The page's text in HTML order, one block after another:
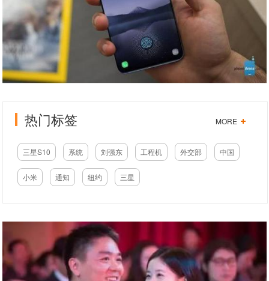
热门标签 MORE
三星S10 系统 刘强东 工程机 外交部 中国
小米 通知 纽约 三星